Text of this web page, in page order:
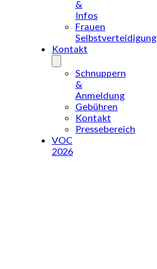
&
Infos
Frauen
Selbstverteidigung
Kontakt
Schnuppern
&
Anmeldung
Gebühren
Kontakt
Pressebereich
VOC
2026